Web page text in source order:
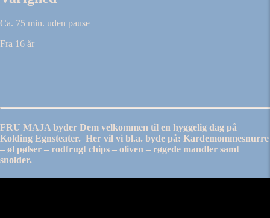
Ca. 75 min. uden pause
Fra 16 år
FRU MAJA byder Dem velkommen til en hyggelig dag på
Kolding Egnsteater. Her vil vi bl.a. byde på: Kardemommesnurre
– øl pølser – rodfrugt chips – oliven – røgede mandler samt
snolder.